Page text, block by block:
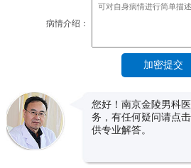
病情介绍：
您好！南京金陵男科
务，有任何疑问请点
供专业解答。